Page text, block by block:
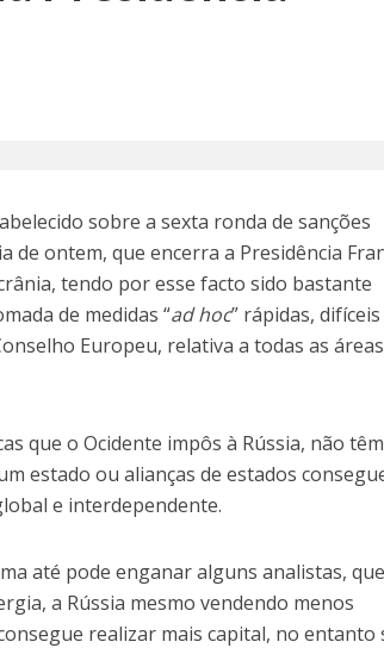
sobre a sexta ronda de sanções
de ontem, que encerra a Presidência
tendo por esse facto sido bastante
de medidas “ad hoc” rápidas, difíceis
Europeu, relativa a todas as
que o Ocidente impôs à Rússia, não
estado ou alianças de estados
e interdependente.
até pode enganar alguns analistas, que
a Rússia mesmo vendendo menos
realizar mais capital, no entanto